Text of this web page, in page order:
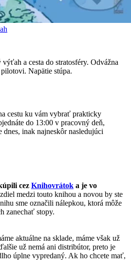
a cesta do stratosféry. Odvážna
Napätie stúpa.
cestu ku vám vybrať prakticky
do 13:00 v pracovný deň,
dnes, inak najneskôr nasledujúci
cez Knihovrátok a je vo
medzi touto knihou a novou by ste
sme označili nálepkou, ktorá môže
zanechať stopy.
aktuálne na sklade, máme však už
už nemá ani distribútor, preto je
úplne vypredaný. Ak ho chcete mať,